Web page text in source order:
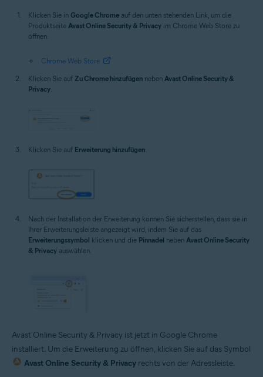
Klicken Sie in Google Chrome auf den unten stehenden Link, um die
Produktseite Avast Online Security & Privacy im Chrome Web Store zu
öffnen:
Chrome Web Store
Klicken Sie auf Zu Chrome hinzufügen neben Avast Online Security &
Privacy.
Klicken Sie auf Erweiterung hinzufügen
Nach der Installation der Erweiterung können Sie sicherstellen, dass sie in
Ihrer Erweiterungsleiste angezeigt wird, indem Sie auf das
Erweiterungssymbol klicken und die Pinnadel neben Avast Online Security
& Privacy auswählen.
Avast Online Security & Privacy ist jetzt in Google Chrome
installiert. Um die Erweiterung zu öffnen, klicken Sie auf das Symbol
Avast Online Security & Privacy rechts von der Adressleiste.